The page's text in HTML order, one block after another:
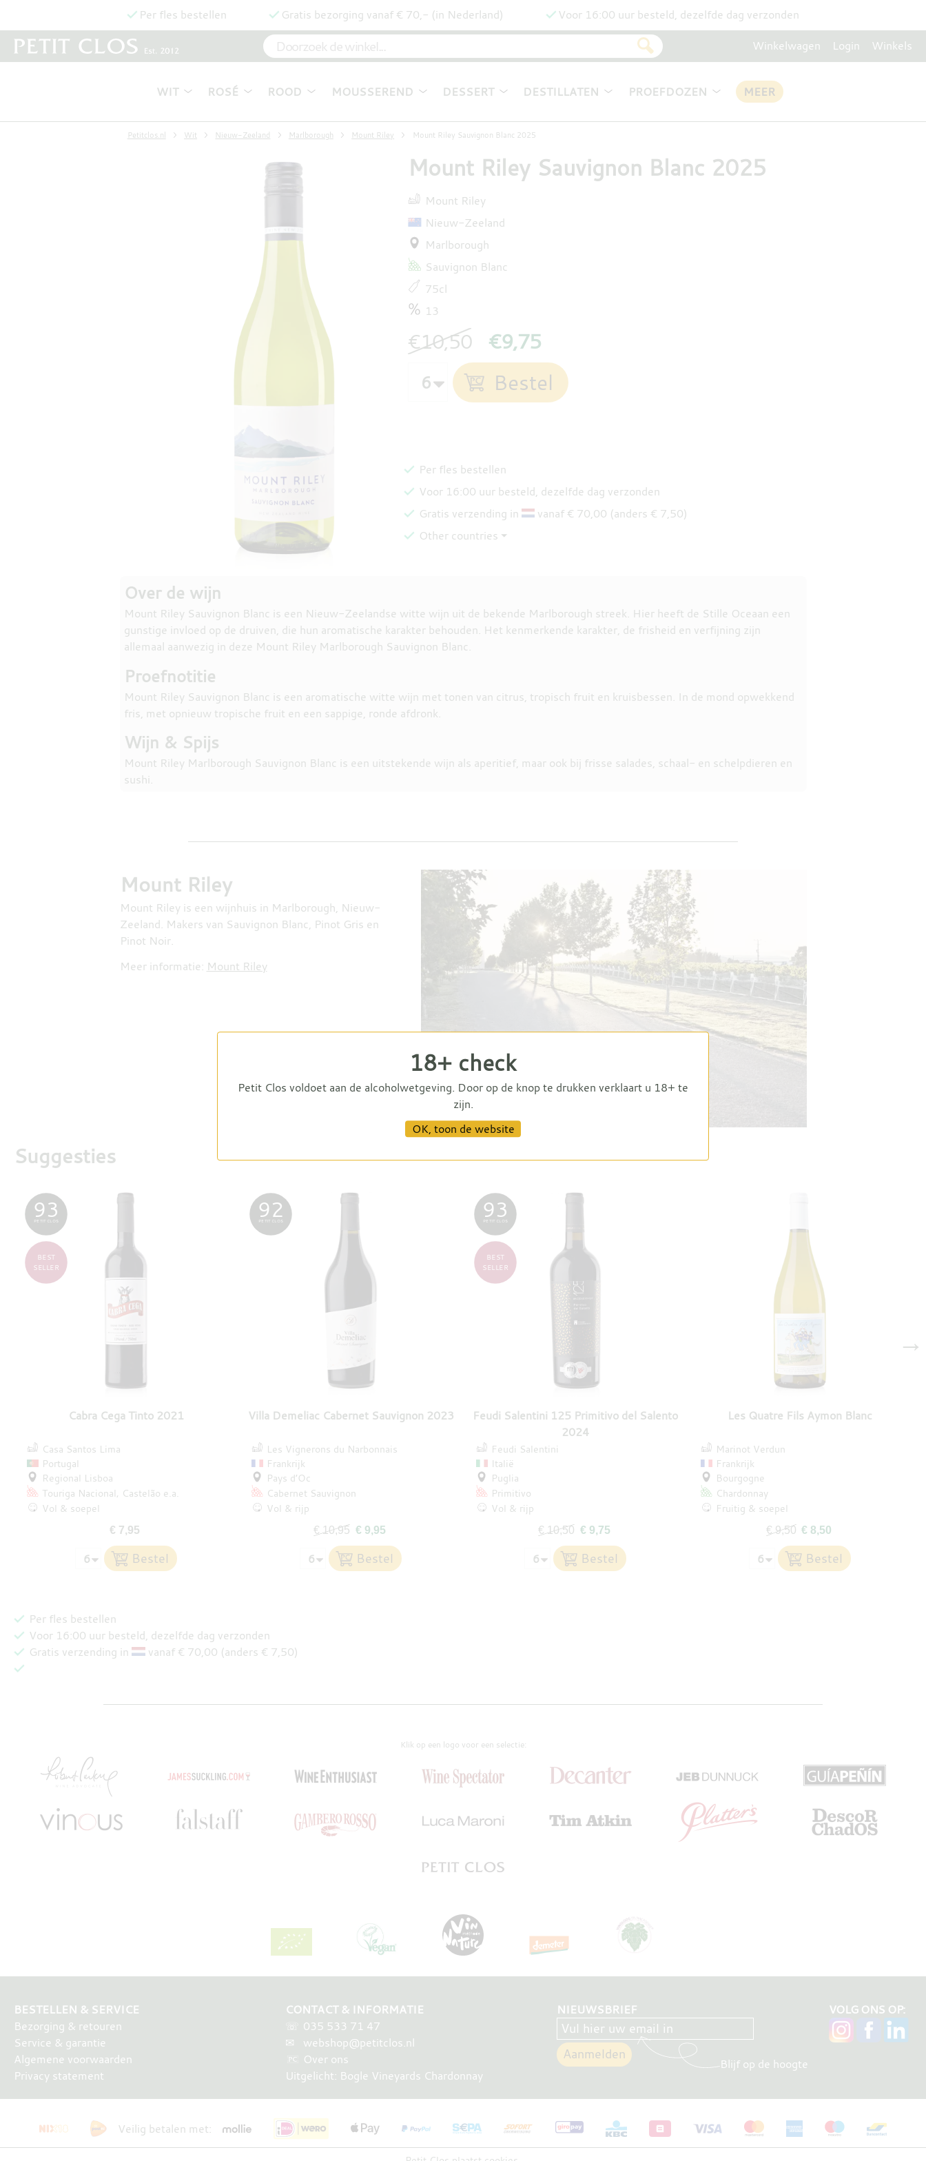
Per fles bestellen Gratis bezorging vanaf € 70,- (in Nederland) Voor 16:00 uur besteld, dezelfde dag verzonden
Winkelwagen Login Winkels
WIT ROSÉ ROOD MOUSSEREND DESSERT DESTILLATEN PROEFDOZEN MEER
Petitclos.nl Wit Nieuw-Zeeland Marlborough Mount Riley Mount Riley Sauvignon Blanc 2025
Mount Riley Sauvignon Blanc 2025
Mount Riley
Nieuw-Zeeland
Marlborough
Sauvignon Blanc
75cl
13
€10,50 €9,75
Per fles bestellen
Voor 16:00 uur besteld, dezelfde dag verzonden
Gratis verzending in
vanaf € 70,00 (anders € 7,50)
Other countries ⏷
Over de wijn
Mount Riley Sauvignon Blanc is een Nieuw-Zeelandse witte wijn uit de bekende Marlborough streek. Hier heeft de Stille Oceaan een
gunstige invloed op de druiven, die hun aromatische karakter behouden. Het kenmerkende karakter, de frisheid en verfijning zijn
allemaal aanwezig in deze Mount Riley Marlborough Sauvignon Blanc.
Proefnotitie
Mount Riley Sauvignon Blanc is een aromatische witte wijn met tonen van citrus, tropisch fruit en kruisbessen. In de mond opwekkend
fris, met opnieuw tropische fruit en een sappige, ronde afdronk.
Wijn & Spijs
Mount Riley Marlborough Sauvignon Blanc is een uitstekende wijn als aperitief, maar ook bij frisse salades, schaal- en schelpdieren en
sushi.
Mount Riley
Mount Riley is een wijnhuis in Marlborough, Nieuw-
Zeeland. Makers van Sauvignon Blanc, Pinot Gris en
Pinot Noir.
Meer informatie: Mount Riley
Suggesties
→
Cabra Cega Tinto 2021
93
PETIT CLOS
BEST
SELLER
Casa Santos Lima
Portugal
Regional Lisboa
Touriga Nacional
Castelão e.a.
Vol & soepel
€ 7,95
Villa Demeliac Cabernet Sauvignon 2023
92
PETIT CLOS
Les Vignerons du Narbonnais
Frankrijk
Pays d’Oc
Cabernet Sauvignon
Vol & rijp
€ 10,95 € 9,95
Feudi Salentini 125 Primitivo del Salento
2024
93
PETIT CLOS
BEST
SELLER
Feudi Salentini
Italië
Puglia
Primitivo
Vol & rijp
€ 10,50 € 9,75
Les Quatre Fils Aymon Blanc
Marinot Verdun
Frankrijk
Bourgogne
Chardonnay
Fruitig & soepel
€ 9,50 € 8,50
Per fles bestellen
Voor 16:00 uur besteld, dezelfde dag verzonden
Gratis verzending in
vanaf € 70,00 (anders € 7,50)
Klik op een logo voor een selectie:
BESTELLEN & SERVICE
Bezorging & retouren
Service & garantie
Algemene voorwaarden
Privacy statement
CONTACT & INFORMATIE
☏
035 533 71 47
✉
webshop@petitclos.nl
Over ons
Uitgelicht: Bogle Vineyards Chardonnay
NIEUWSBRIEF
Blijf op de hoogte
VOLG ONS OP:
Veilig betalen met:
18+ check
Petit Clos voldoet aan de alcoholwetgeving. Door op de knop te drukken verklaart u 18+ te
zijn.
OK, toon de website